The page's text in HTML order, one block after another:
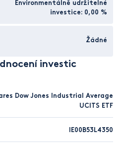
Environmentálně udržitelné
investice: 0,00 %
Žádné
investic
Dow Jones Industrial Average
UCITS ETF
IE00B53L4350